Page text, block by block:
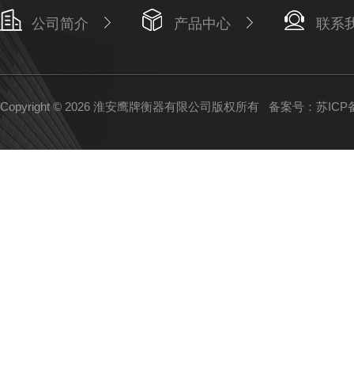
公司简介 产品中心 联系
Copyright © 2026 淮安鹰牌衡器有限公司版权所有 备案号：苏ICP